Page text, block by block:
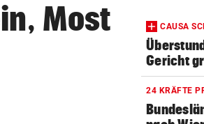
Most
CAUSA
Gericht
24 KRÄFTE